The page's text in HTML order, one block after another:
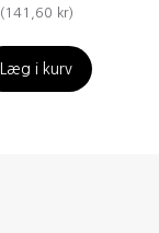
(141,60 kr)
Læg i kurv